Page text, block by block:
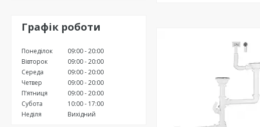
Графік роботи
Понеділок 09:00 20:00
Вівторок
09:00 20:00
Середа
09:00 20:00
Четвер
09:00 20:00
Пʼятниця
09:00 20:00
Субота
10:00
17:00
Неділя
Вихідний